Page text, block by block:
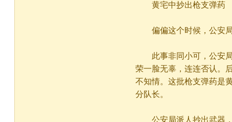
黄宅中抄出枪支弹药
偏偏这个时候，公安局
此事非同小可，公安局
荣一脸无辜，连连否认。
不知情。这批枪支弹药是
分队长。
公安局派人抄出武器，